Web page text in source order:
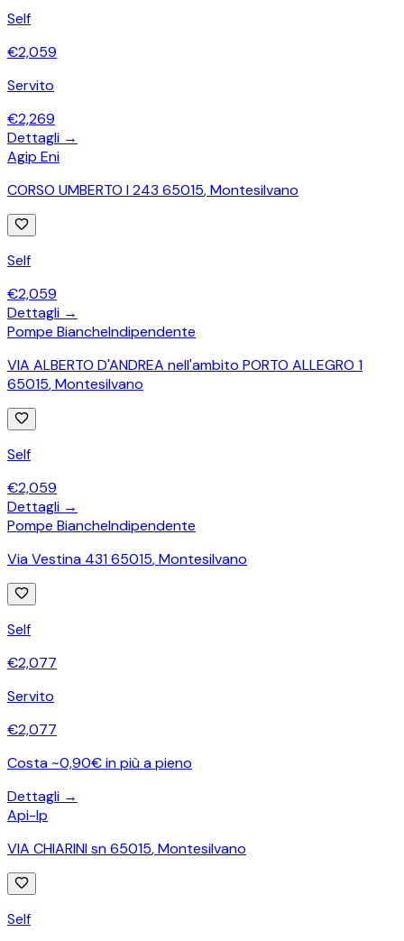
Self
€2,059
Servito
€2,269
Dettagli →
Agip Eni
CORSO UMBERTO I 243 65015,Montesilvano
Self
€2,059
Dettagli →
Pompe BiancheIndipendente
VIA ALBERTO D'ANDREA nell'ambito PORTO ALLEGRO 1
65015,Montesilvano
Self
€2,059
Dettagli →
Pompe BiancheIndipendente
Via Vestina 431 65015,Montesilvano
Self
€2,077
Servito
€2,077
Costa ~0,90€ in più a pieno
Dettagli →
Api-Ip
VIA CHIARINI sn 65015,Montesilvano
Self